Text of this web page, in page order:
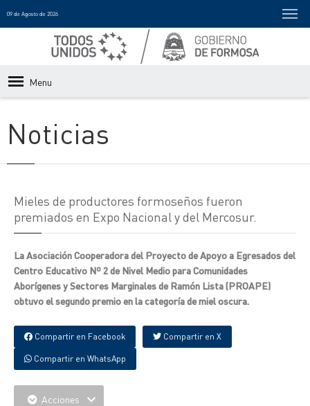
09 de Agosto de 2026
Menu
Noticias
Mieles de productores formoseños fueron
premiados en Expo Nacional y del Mercosur.
La Asociación Cooperadora del Proyecto de Apoyo a Egresados del
Centro Educativo Nº 2 de Nivel Medio para Comunidades
Aborígenes y Sectores Marginales de Ramón Lista (PROAPE)
obtuvo el segundo premio en la categoría de miel oscura.
Compartir en Facebook Compartir en X
Compartir en WhatsApp
Acciones